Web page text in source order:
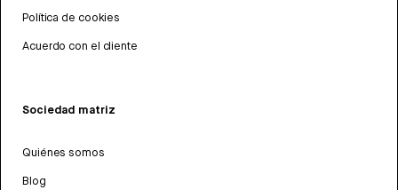
Política de cookies
Acuerdo con el cliente
Sociedad matriz
Quiénes somos
Blog